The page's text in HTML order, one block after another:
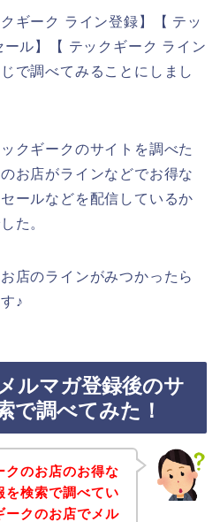
ギーク ライン登録】【 テッ
ル】【 テックギーク ライン
で調べてみることにしまし
クギークのサイトを調べた
お店がラインなどでお得な
ールなどを配信しているか
た。
店のラインがみつかったら
♪
ルマガ登録後のサ
で調べてみた！
クのお店のお得な
を検索で調べてい
ークのお店でメル